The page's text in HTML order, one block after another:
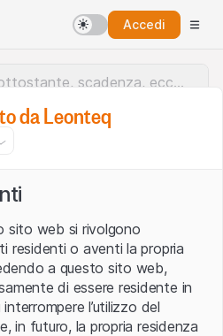
Accedi
da Leonteq
sito web si rivolgono
residenti o aventi la propria
a questo sito web,
di essere residente in
l’utilizzo del
in futuro, la propria residenza